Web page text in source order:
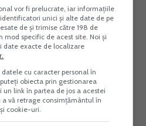
din oficiu a contributiilor de
de asigurari sociale
a descoperit fraude de 35 de
de euro in transportul
Tot mai multi soferi aleg
de PFA
vor fi prelucrate, iar informațiile
unici și alte date de pe
de și trimise către 198 de
mod specific de acest site. Noi și
date exacte de localizare
cu caracter personal în
obiecta prin gestionarea
link în partea de jos a acestei
vă retrage consimțământul în
cookie-uri.